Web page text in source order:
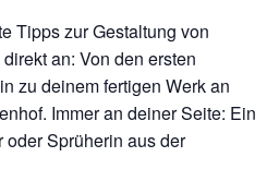
Tipps zur Gestaltung von
an: Von den ersten
zu deinem fertigen Werk an
Immer an deiner Seite: Ein
oder Sprüherin aus der